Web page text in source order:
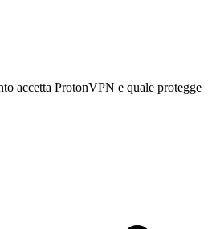
accetta ProtonVPN e quale protegge